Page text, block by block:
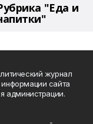
"Еда и
журнал
сайта
администрации.